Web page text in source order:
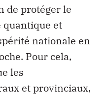
de protéger le
quantique et
nationale en
Pour cela,
les
et provinciaux,